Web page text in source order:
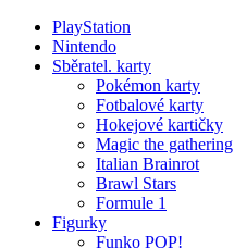
PlayStation
Nintendo
Sběratel. karty
Pokémon karty
Fotbalové karty
Hokejové kartičky
Magic the gathering
Italian Brainrot
Brawl Stars
Formule 1
Figurky
Funko POP!